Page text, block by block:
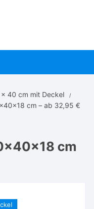
40 cm mit Deckel
cm – ab 32,95 €
cm